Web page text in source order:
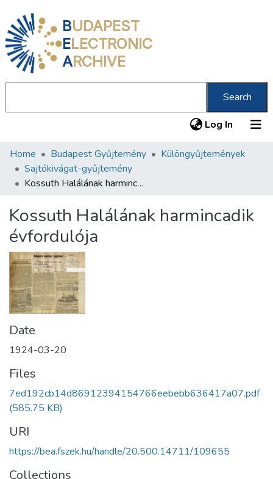
BUDAPEST
ELECTRONIC
ARCHIVE
Search
Log In (current)
Communities & Collections
All of DSpace
About us
Home Budapest Gyűjtemény
Különgyűjtemények
Sajtókivágat-gyűjtemény
Kossuth Halálának harmincadik évfordulója
Kossuth Halálának harmincadik
évfordulója
Date
1924-03-20
Files
7ed192cb14d86912394154766eebebb636417a07.pdf
(585.75 KB)
URI
https://bea.fszek.hu/handle/20.500.14711/109655
Collections